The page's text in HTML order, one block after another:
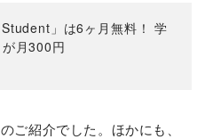
」は6ヶ月無料！ 学
月300円
ご紹介でした。ほかにも、